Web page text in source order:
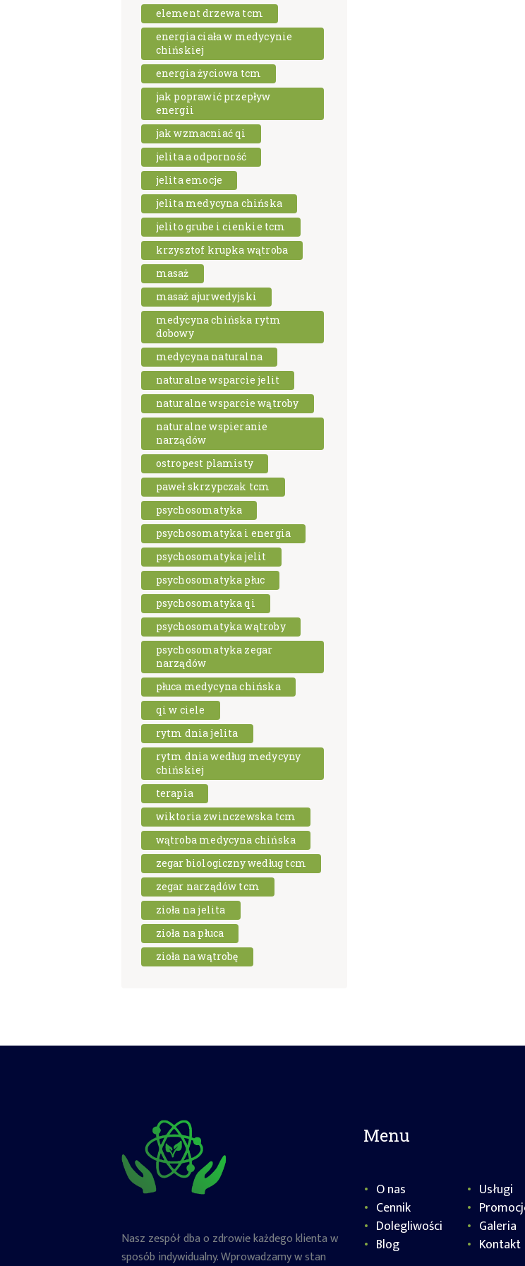
element drzewa tcm
energia ciała w medycynie
chińskiej
energia życiowa tcm
jak poprawić przepływ
energii
jak wzmacniać qi
jelita a odporność
jelita emocje
jelita medycyna chińska
jelito grube i cienkie tcm
krzysztof krupka wątroba
masaż
masaż ajurwedyjski
medycyna chińska rytm
dobowy
medycyna naturalna
naturalne wsparcie jelit
naturalne wsparcie wątroby
naturalne wspieranie
narządów
ostropest plamisty
paweł skrzypczak tcm
psychosomatyka
psychosomatyka i energia
psychosomatyka jelit
psychosomatyka płuc
psychosomatyka qi
psychosomatyka wątroby
psychosomatyka zegar
narządów
płuca medycyna chińska
qi w ciele
rytm dnia jelita
rytm dnia według medycyny
chińskiej
terapia
wiktoria zwinczewska tcm
wątroba medycyna chińska
zegar biologiczny według tcm
zegar narządów tcm
zioła na jelita
zioła na płuca
zioła na wątrobę
Nasz zespół dba o zdrowie każdego klienta w
sposób indywidualny. Wprowadzamy w stan
Menu
O nas
Usługi
Cennik
Dolegliwości
Galeria
Blog
Kontakt